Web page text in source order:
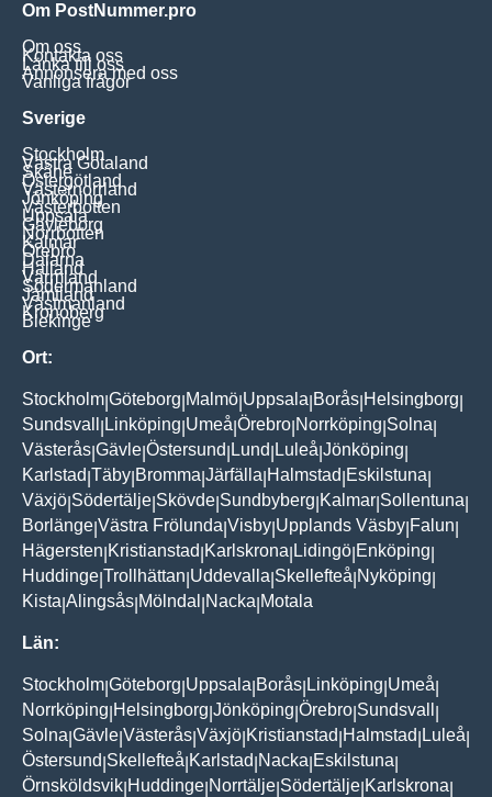
Om PostNummer.pro
Om oss
Kontakta oss
Länka till oss
Annonsera med oss
Vanliga frågor
Sverige
Stockholm
Västra Götaland
Skåne
Östergötland
Västernorrland
Jönköping
Västerbotten
Uppsala
Gävleborg
Norrbotten
Kalmar
Örebro
Dalarna
Halland
Värmland
Södermanland
Jämtland
Västmanland
Kronoberg
Blekinge
Ort:
Stockholm Göteborg Malmö Uppsala Borås Helsingborg
Sundsvall
Linköping Umeå Örebro Norrköping Solna
Västerås Gävle Östersund Lund Luleå Jönköping
Karlstad Täby Bromma Järfälla Halmstad Eskilstuna
Växjö Södertälje Skövde Sundbyberg Kalmar Sollentuna
Borlänge Västra Frölunda Visby Upplands Väsby Falun
Hägersten Kristianstad Karlskrona Lidingö Enköping
Huddinge Trollhättan Uddevalla Skellefteå Nyköping
Kista Alingsås Mölndal Nacka Motala
Län:
Stockholm Göteborg Uppsala Borås Linköping Umeå
Norrköping Helsingborg Jönköping Örebro Sundsvall
Solna Gävle Västerås Växjö Kristianstad Halmstad Luleå
Östersund Skellefteå Karlstad Nacka Eskilstuna
Örnsköldsvik Huddinge Norrtälje Södertälje Karlskrona